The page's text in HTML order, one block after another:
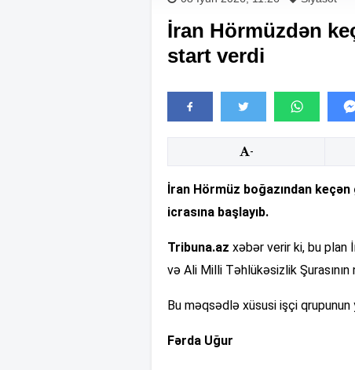
İran Hörmüzdən
start verdi
-
İran Hörmüz boğazından keçən
icrasına başlayıb.
Tribuna.az xəbər verir ki, bu plan
və Ali Milli Təhlükəsizlik
Bu məqsədlə xüsusi işçi qrupunun
Fərda Uğur